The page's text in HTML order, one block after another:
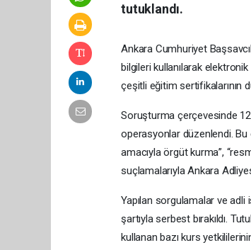
tutuklandı.
Ankara Cumhuriyet
bilgileri kullanılarak
çeşitli eğitim sertifikalarının
Soruşturma çerçevesinde
operasyonlar düzenlendi. Bu
amacıyla örgüt kurma”,
suçlamalarıyla Ankara
Yapılan sorgulamalar ve
şartıyla serbest bırakıldı.
kullanan bazı kurs